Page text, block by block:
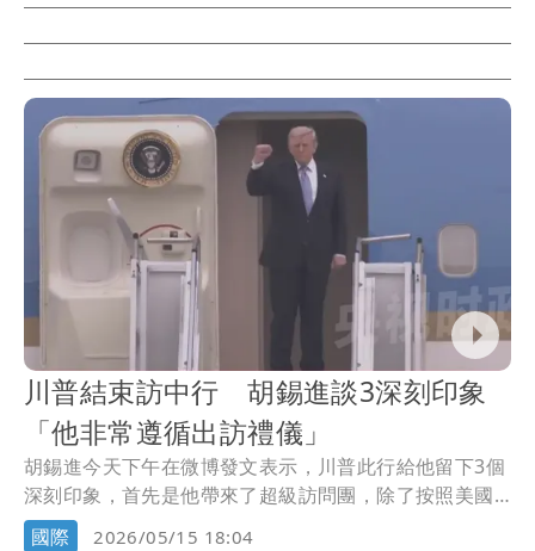
川普結束訪中行 胡錫進談3深刻印象
「他非常遵循出訪禮儀」
胡錫進今天下午在微博發文表示，川普此行給他留下3個
深刻印象，首先是他帶來了超級訪問團，除了按照美國
法...
國際 2026/05/15 18:04